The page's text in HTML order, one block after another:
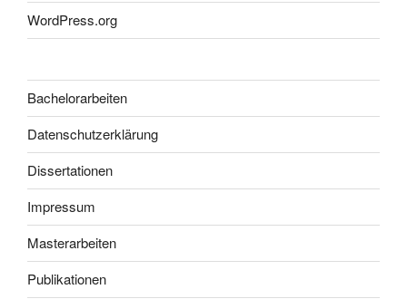
WordPress.org
Bachelorarbeiten
Datenschutzerklärung
Dissertationen
Impressum
Masterarbeiten
Publikationen